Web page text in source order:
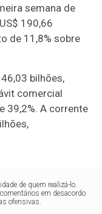
semana de
190,66
de 11,8% sobre
bilhões,
comercial
39,2%. A corrente
de quem realizá-lo.
em desacordo
ofensivas.